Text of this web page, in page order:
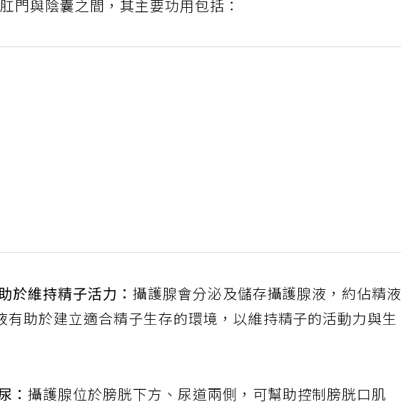
門與陰囊之間，其主要功用包括：
於維持精子活力：攝護腺會分泌及儲存攝護腺液，約佔精
有助於建立適合精子生存的環境，以維持精子的活動力與生